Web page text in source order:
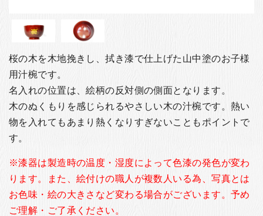
店舗紹介
お知らせ
箸ブログ
English
桜の木を木地挽きし、拭き漆で仕上げた山中塗のお子様
用汁椀です。
名入れの位置は、絵柄の反対側の側面となります。
木のぬくもりを感じられるやさしい木の汁椀です。熱い
物を入れてもあまり熱くなりすぎないこともポイントで
す。
※漆器は製造時の温度・湿度によって色漆の発色が変わ
ります。また、絵付けの職人が複数人いる為、写真とは
お色味・絵の大きさなど変わる場合がございます。予め
ご理解・ご了承ください。